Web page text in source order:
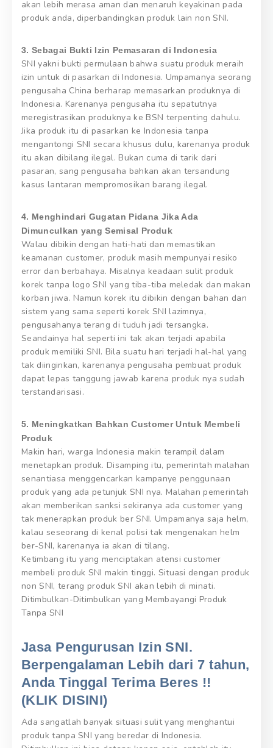
akan lebih merasa aman dan menaruh keyakinan pada
produk anda, diperbandingkan produk lain non SNI.
3. Sebagai Bukti Izin Pemasaran di Indonesia
SNI yakni bukti permulaan bahwa suatu produk meraih
izin untuk di pasarkan di Indonesia. Umpamanya seorang
pengusaha China berharap memasarkan produknya di
Indonesia. Karenanya pengusaha itu sepatutnya
meregistrasikan produknya ke BSN terpenting dahulu.
Jika produk itu di pasarkan ke Indonesia tanpa
mengantongi SNI secara khusus dulu, karenanya produk
itu akan dibilang ilegal. Bukan cuma di tarik dari
pasaran, sang pengusaha bahkan akan tersandung
kasus lantaran mempromosikan barang ilegal.
4. Menghindari Gugatan Pidana Jika Ada
Dimunculkan yang Semisal Produk
Walau dibikin dengan hati-hati dan memastikan
keamanan customer, produk masih mempunyai resiko
error dan berbahaya. Misalnya keadaan sulit produk
korek tanpa logo SNI yang tiba-tiba meledak dan makan
korban jiwa. Namun korek itu dibikin dengan bahan dan
sistem yang sama seperti korek SNI lazimnya,
pengusahanya terang di tuduh jadi tersangka.
Seandainya hal seperti ini tak akan terjadi apabila
produk memiliki SNI. Bila suatu hari terjadi hal-hal yang
tak diinginkan, karenanya pengusaha pembuat produk
dapat lepas tanggung jawab karena produk nya sudah
terstandarisasi.
5. Meningkatkan Bahkan Customer Untuk Membeli
Produk
Makin hari, warga Indonesia makin terampil dalam
menetapkan produk. Disamping itu, pemerintah malahan
senantiasa menggencarkan kampanye penggunaan
produk yang ada petunjuk SNI nya. Malahan pemerintah
akan memberikan sanksi sekiranya ada customer yang
tak menerapkan produk ber SNI. Umpamanya saja helm,
kalau seseorang di kenal polisi tak mengenakan helm
ber-SNI, karenanya ia akan di tilang.
Ketimbang itu yang menciptakan atensi customer
membeli produk SNI makin tinggi. Situasi dengan produk
non SNI, terang produk SNI akan lebih di minati.
Ditimbulkan-Ditimbulkan yang Membayangi Produk
Tanpa SNI
Jasa Pengurusan Izin SNI.
Berpengalaman Lebih dari 7 tahun,
Anda Tinggal Terima Beres !!
(KLIK DISINI)
Ada sangatlah banyak situasi sulit yang menghantui
produk tanpa SNI yang beredar di Indonesia.